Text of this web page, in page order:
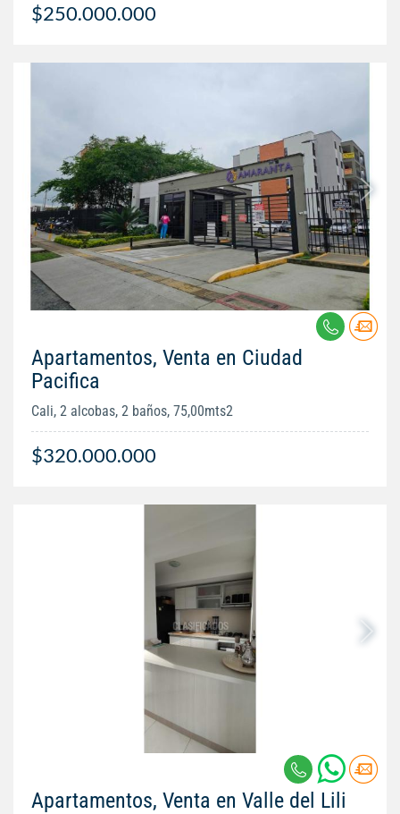
$250.000.000
Apartamentos, Venta en Ciudad
Pacifica
Cali, 2 alcobas, 2 baños, 75,00mts2
$320.000.000
Apartamentos, Venta en Valle del Lili